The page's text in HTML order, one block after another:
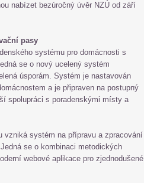
nabízet bezúročný úvěr NZÚ od září
pasy
systému pro domácnosti s
se o nový ucelený systém
úsporám. Systém je nastavován
a je připraven na postupný
spolupráci s poradenskými místy a
vzniká systém na přípravu a zpracování
se o kombinaci metodických
webové aplikace pro zjednodušené